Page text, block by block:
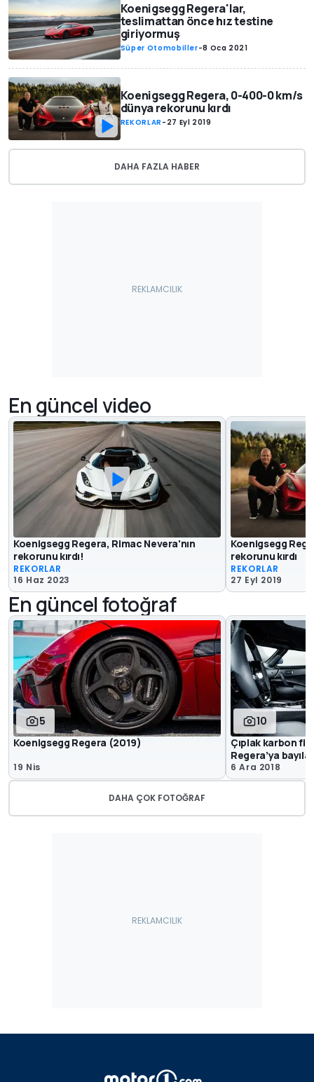
Koenigsegg Regera'lar,
teslimattan önce hız testine
giriyormuş
Süper Otomobiller-8 Oca 2021
Koenigsegg Regera, 0-400-0 km/s
dünya rekorunu kırdı
REKORLAR - 27 Eyl 2019
DAHA FAZLA HABER
En güncel video
Koenigsegg Regera, Rimac Nevera'nın
rekorunu kırdı!
REKORLAR
16 Haz 2023
Koenigsegg
rekorunu kırdı
REKORLAR
27 Eyl 2019
En güncel fotoğraf
5
Koenigsegg Regera (2019)
19 Nis
10
Çıplak karbon
Regera’ya
6 Ara 2018
DAHA ÇOK FOTOĞRAF